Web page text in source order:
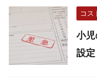
コス
小
設定